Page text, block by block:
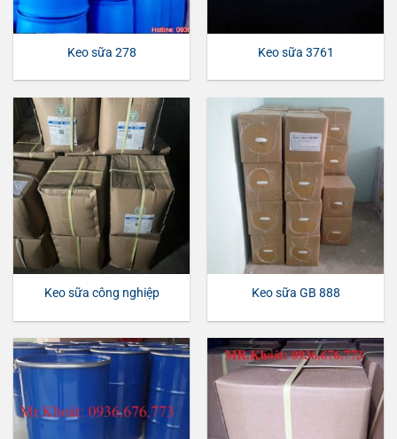
Keo sữa 278 Keo sữa 3761
Keo sữa công nghiệp Keo sữa GB 888